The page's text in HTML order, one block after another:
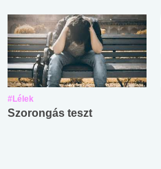
#Lélek
Szorongás teszt